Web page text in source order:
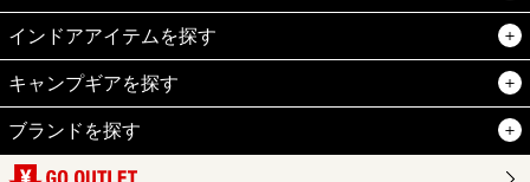
インドアアイテムを探す
キャンプギアを探す
ブランドを探す